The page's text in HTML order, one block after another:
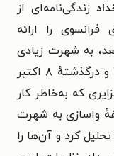
زندگی‌نامه‌ای از
فرانسوی‌ را ارائه
میلادی به بعد، به شهرت زیادی
دست یافت. او زاده‌ٔ ۱۵ ژوئیه‌ٔ سال ۱۹۳۰ و درگذشته‌ٔ ۸ اکتبر
که به‌خاطر کار
واسازی به شهرت
کرد و آن‌ها را